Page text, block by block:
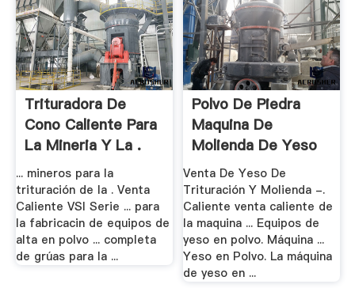
Trituradora De
Cono Caliente Para
La Mineria Y La .
... mineros para la
trituración de la . Venta
Caliente VSI Serie ... para
la fabricacin de equipos de
alta en polvo ... completa
de grúas para la ...
Polvo De Piedra
Maquina De
Molienda De Yeso
Venta De Yeso De
Trituración Y Molienda -.
Caliente venta caliente de
la maquina ... Equipos de
yeso en polvo. Máquina ...
Yeso en Polvo. La máquina
de yeso en ...